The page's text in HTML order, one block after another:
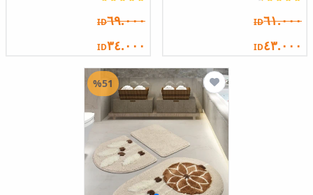
ID٦١.٠٠٠
ID٤٣.٠٠٠
ID٦٩.٠٠٠
ID٣٤.٠٠٠
%51